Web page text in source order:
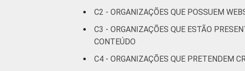
Desenvolvimento
e defesa de
4
Religião
C2 - ORGANIZAÇÕES QUE POSSUEM
C3 - ORGANIZAÇÕES QUE ESTÃO
CONTEÚDO
C4 - ORGANIZAÇÕES QUE PRETENDEM